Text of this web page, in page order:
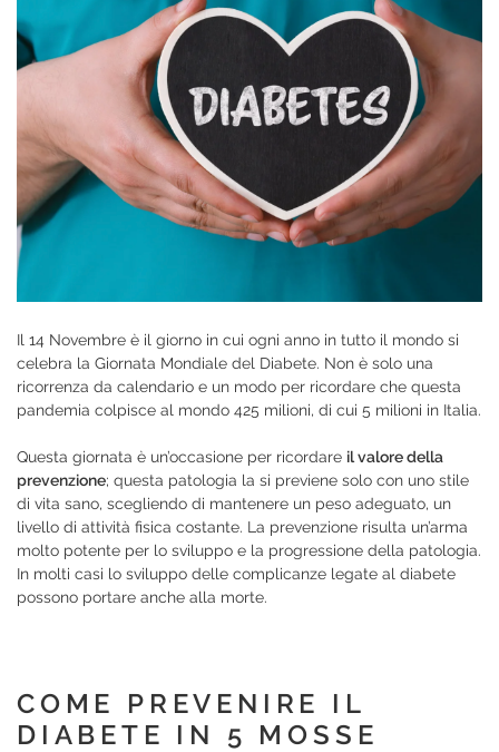
Il 14 Novembre è il giorno in cui ogni anno in tutto il mondo si
celebra la Giornata Mondiale del Diabete. Non è solo una
ricorrenza da calendario e un modo per ricordare che questa
pandemia colpisce al mondo 425 milioni, di cui 5 milioni in Italia.
Questa giornata è un’occasione per ricordare il valore della
prevenzione; questa patologia la si previene solo con uno stile
di vita sano, scegliendo di mantenere un peso adeguato, un
livello di attività fisica costante. La prevenzione risulta un’arma
molto potente per lo sviluppo e la progressione della patologia.
In molti casi lo sviluppo delle complicanze legate al diabete
possono portare anche alla morte.
COME PREVENIRE IL
DIABETE IN 5 MOSSE